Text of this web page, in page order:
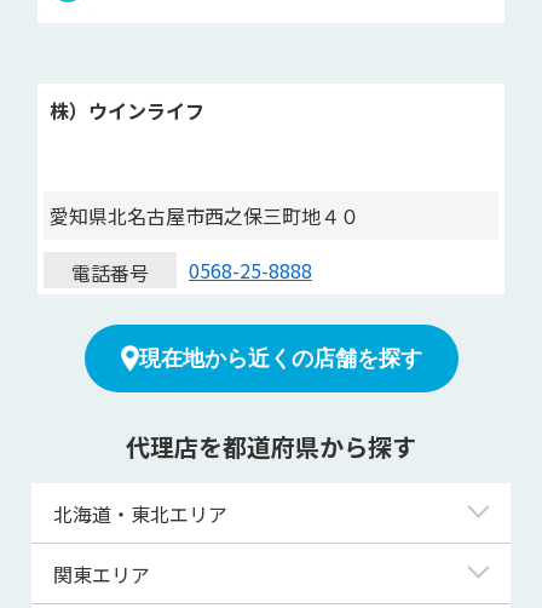
株）ウインライフ
愛知県北名古屋市西之保三町地４０
電話番号
0568-25-8888
現在地から近くの店舗を探す
代理店を都道府県から探す
北海道・東北エリア
北海道
関東エリア